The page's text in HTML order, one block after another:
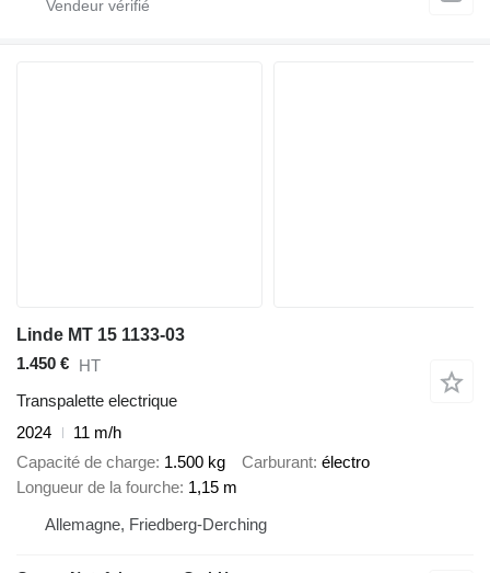
Linde MT 15 1133-03
1.450 € HT
Transpalette electrique
2024
11 m/h
Capacité de charge 1.500 kg Carburant électro
Longueur de la fourche 1,15 m
Allemagne, Friedberg-Derching